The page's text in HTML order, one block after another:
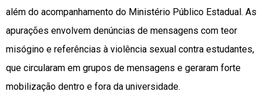
além do acompanhamento do Ministério Público Estadual. As
apurações envolvem denúncias de mensagens com teor
misógino e referências à violência sexual contra estudantes,
que circularam em grupos de mensagens e geraram forte
mobilização dentro e fora da universidade.